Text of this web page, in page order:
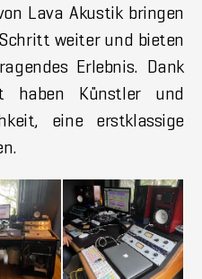
Lava Akustik bringen
weiter und bieten
Erlebnis. Dank
haben Künstler und
eine erstklassige